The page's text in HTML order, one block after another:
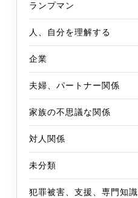
ランプマン
人、自分を理解する
企業
夫婦、パートナー関係
家族の不思議な関係
対人関係
未分類
犯罪被害、支援、専門知識